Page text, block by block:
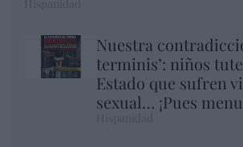
Nuestra
terminis’: niños
Estado que sufren
sexual… ¡Pues